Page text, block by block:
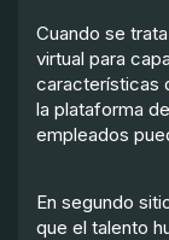
Cuando se
virtual para
características
la plataforma
empleados
En segundo
que el talento